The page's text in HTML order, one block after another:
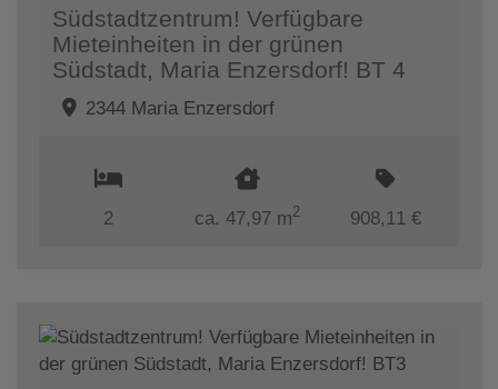
Südstadtzentrum! Verfügbare
Mieteinheiten in der grünen
Südstadt, Maria Enzersdorf! BT 4
2344 Maria Enzersdorf
2 ca. 47,97 m2 908,11 €